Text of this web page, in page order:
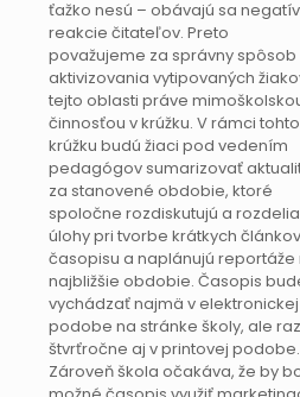
ťažko nesú – obávajú sa
reakcie čitateľov. Preto
považujeme za správny spôsob
aktivizovania vytipovaných
tejto oblasti práve
činnosťou v krúžku. V rámci tohto
krúžku budú žiaci pod vedením
pedagógov sumarizovať
za stanovené obdobie, ktoré
spoločne rozdiskutujú a rozdelia
úlohy pri tvorbe krátkych
časopisu a naplánujú reportáže
najbližšie obdobie. Časopis
vychádzať najmä v elektronickej
podobe na stránke školy, ale raz
štvrťročne aj v printovej podobe.
Zároveň škola očakáva, že by